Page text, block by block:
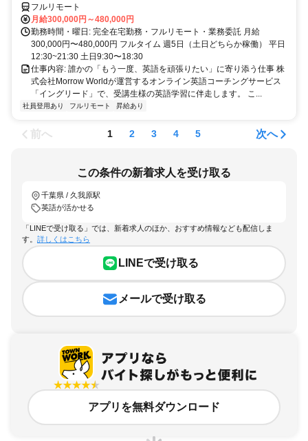
るお仕事です。
フルリモート
月給300,000円～480,000円
勤務時間・曜日: 完全在宅勤務・フルリモート・業務委託 月給
300,000円〜480,000円 フルタイム 週5日（土日どちらか稼働） 平日
12:30~21:30 土日9:30〜18:30
仕事内容: 誰かの「もう一度、英語を頑張りたい」に寄り添う仕事 株
式会社Morrow Worldが運営するオンライン英語コーチングサービス
「イングリード」で、受講生様の英語学習に伴走します。 こ...
社員登用あり フルリモート 昇給あり
前へ 1 2 3 4 5 次へ
この条件の新着求人を受け取る
千葉県 / 久我原駅
英語が活かせる
「LINEで受け取る」では、新着求人のほか、おすすめ情報なども配信しま
す。 詳しくはこちら
LINEで受け取る
メールで受け取る
アプリを無料ダウンロード